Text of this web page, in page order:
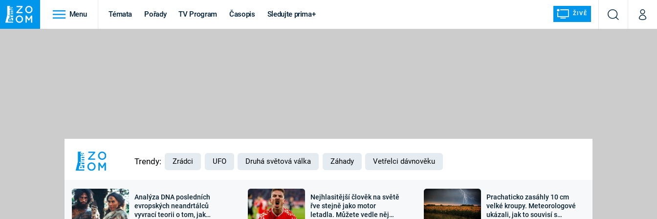
Menu Témata Pořady TV Program Časopis Sledujte prima+ ŽIVĚ
VyhledáváníMůj
MARS
Výročí
Záhady a
Zajímavosti Sledujte nás
Trendy: Zrádci UFO Druhá světová válka Záhady Vetřelci dávnověku
Analýza DNA posledních
evropských neandrtálců
vyvrací teorii o tom, jak
Nejhlasitější člověk na světě
řve stejně jako motor
letadla. Můžete vedle něj
Prachaticko zasáhly 10 cm
velké kroupy. Meteorologové
ukázali, jak to souvisí s